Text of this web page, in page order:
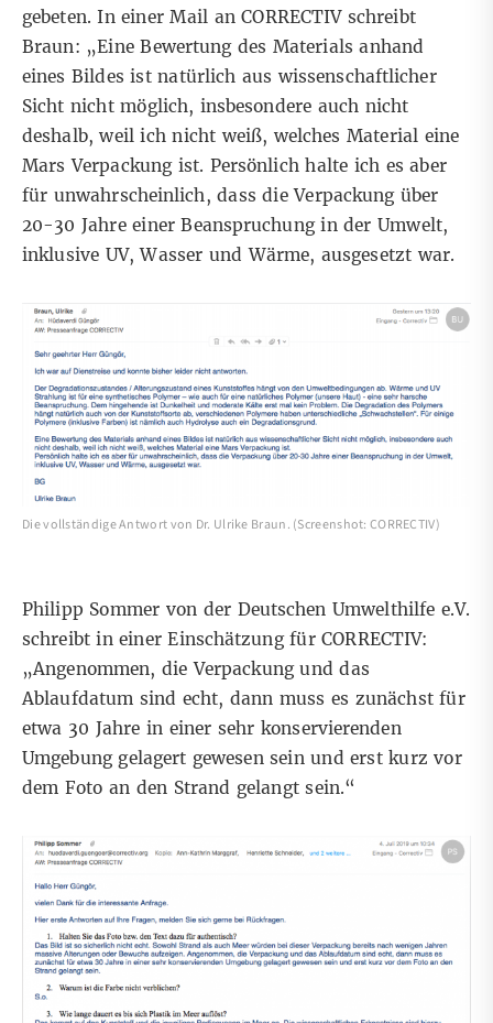
gebeten. In einer Mail an CORRECTIV schreibt
Braun: „Eine Bewertung des Materials anhand
eines Bildes ist natürlich aus wissenschaftlicher
Sicht nicht möglich, insbesondere auch nicht
deshalb, weil ich nicht weiß, welches Material eine
Mars Verpackung ist. Persönlich halte ich es aber
für unwahrscheinlich, dass die Verpackung über
20-30 Jahre einer Beanspruchung in der Umwelt,
inklusive UV, Wasser und Wärme, ausgesetzt war.
Die vollständige Antwort von Dr. Ulrike Braun. (Screenshot: CORRECTIV)
Philipp Sommer von der Deutschen Umwelthilfe e.V.
schreibt in einer Einschätzung für CORRECTIV:
„Angenommen, die Verpackung und das
Ablaufdatum sind echt, dann muss es zunächst für
etwa 30 Jahre in einer sehr konservierenden
Umgebung gelagert gewesen sein und erst kurz vor
dem Foto an den Strand gelangt sein.“